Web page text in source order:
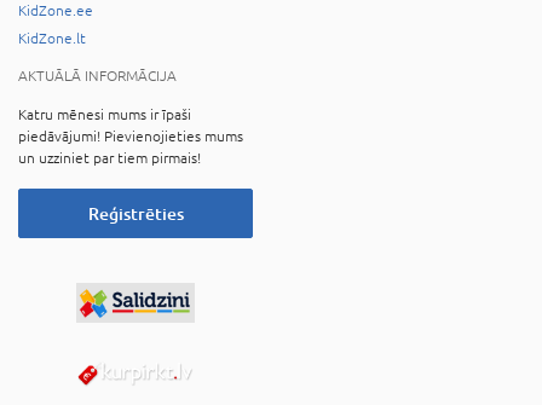
KidZone.ee
KidZone.lt
AKTUĀLĀ INFORMĀCIJA
Katru mēnesi mums ir īpaši
piedāvājumi! Pievienojieties mums
un uzziniet par tiem pirmais!
Reģistrēties